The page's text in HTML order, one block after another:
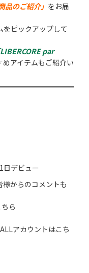
品のご紹介」 をお届
をピックアップして
par
めアイテムもご紹介い
デビュー
からのコメントも
ら
アカウントはこち